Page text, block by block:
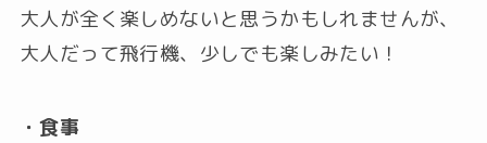
大人が全く楽しめないと思うかもしれませんが、
大人だって飛行機、少しでも楽しみたい！
・食事